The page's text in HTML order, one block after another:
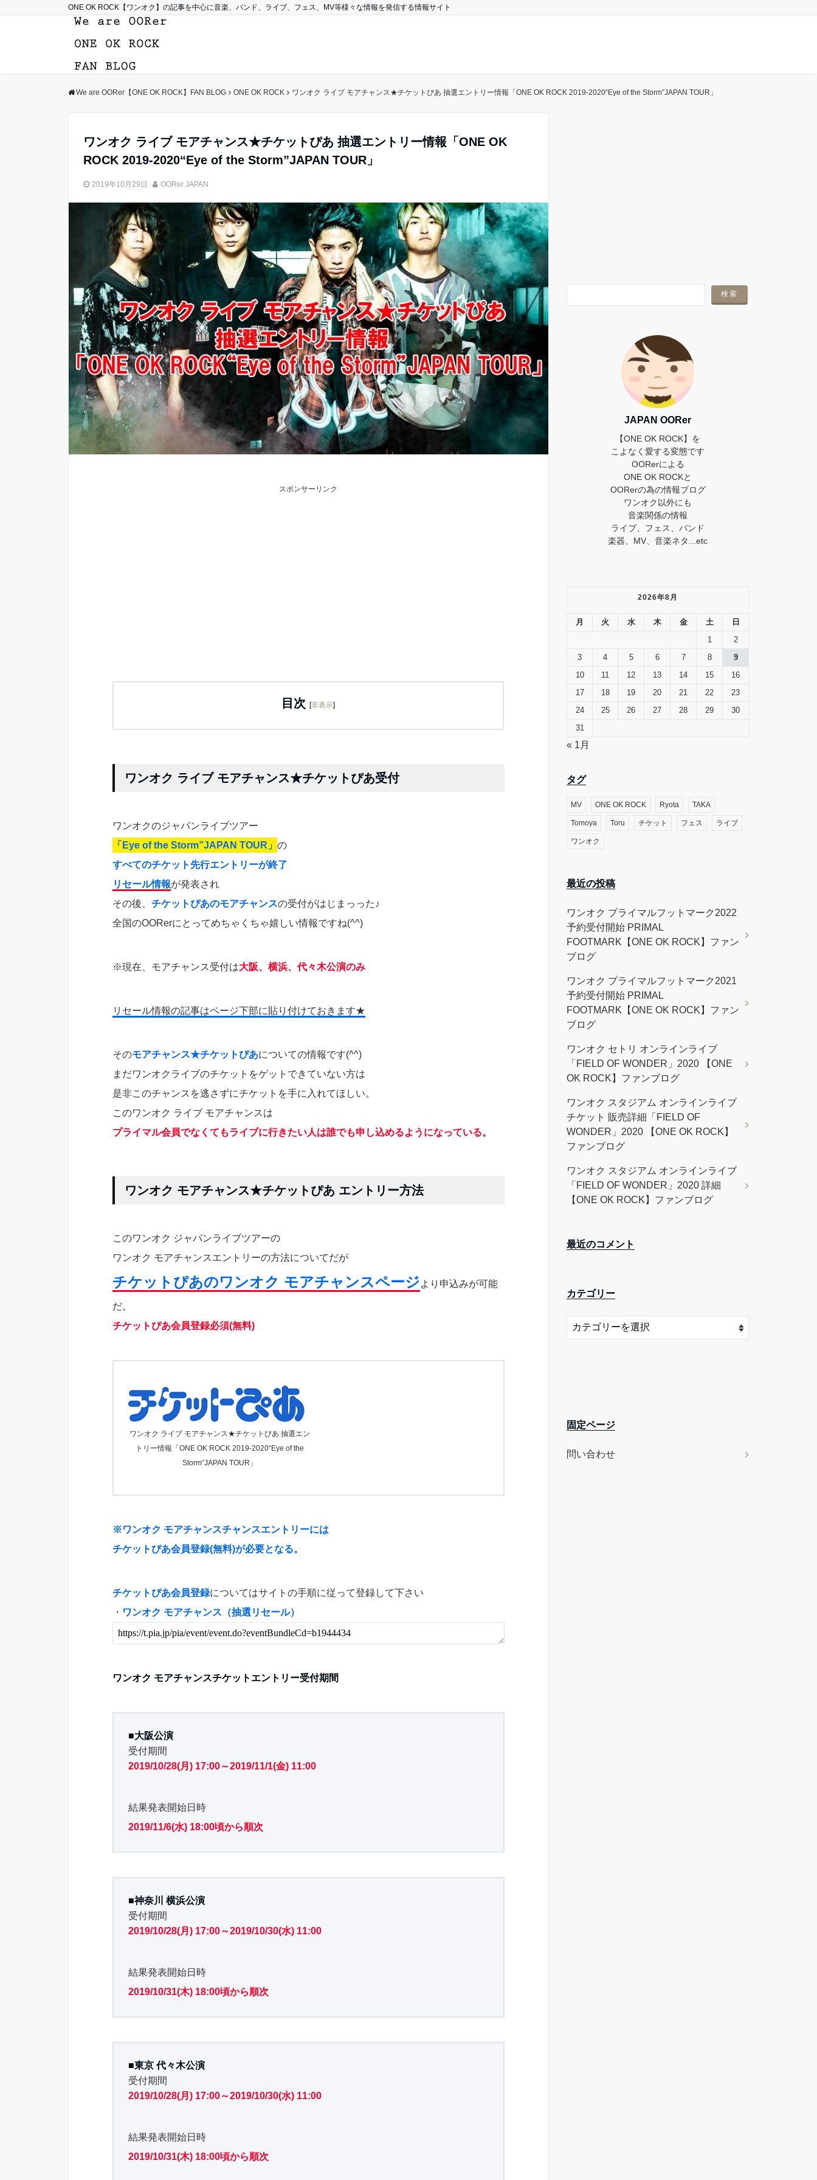
ONE OK ROCK【ワンオク】の記事を中心に音楽、バンド、ライブ、フェス、MV等様々な情報を発信する情報サイト
We are OORer【ONE OK ROCK】FAN BLOG ONE OK ROCK ワンオク ライブ モアチャンス★チケットぴあ 抽選エントリー情報「ONE OK ROCK 2019-2020“Eye of the Storm”JAPAN TOUR」
ワンオク ライブ モアチャンス★チケットぴあ 抽選エントリー情報「ONE OK
ROCK 2019-2020“Eye of the Storm”JAPAN TOUR」
2019年10月29日 OORer JAPAN
スポンサーリンク
目次 [非表示]
ワンオク ライブ モアチャンス★チケットぴあ受付
ワンオクのジャパンライブツアー
「Eye of the Storm”JAPAN TOUR」 の
すべてのチケット先行エントリーが終了
リセール情報が発表され
その後、 チケットぴあのモアチャンスの受付がはじまっった♪
全国のOORerにとってめちゃくちゃ嬉しい情報ですね(^^)
※現在、モアチャンス受付は大阪、横浜、代々木公演のみ
リセール情報の記事はページ下部に貼り付けておきます★
そのモアチャンス★チケットぴあについての情報です(^^)
まだワンオクライブのチケットをゲットできていない方は
是非このチャンスを逃さずにチケットを手に入れてほしい。
このワンオク ライブ モアチャンスは
プライマル会員でなくてもライブに行きたい人は誰でも申し込めるようになっている。
ワンオク モアチャンス★チケットぴあ エントリー方法
このワンオク ジャパンライブツアーの
ワンオク モアチャンスエントリーの方法についてだが
チケットぴあのワンオク モアチャンスページより申込みが可能
だ。
チケットぴあ会員登録必須(無料)
ワンオク ライブ モアチャンス★チケットぴあ 抽選エン
トリー情報「ONE OK ROCK 2019-2020“Eye of the
Storm”JAPAN TOUR」
※ワンオク モアチャンスチャンスエントリーには
チケットぴあ会員登録(無料)が必要となる。
チケットぴあ会員登録についてはサイトの手順に従って登録して下さい
・ ワンオク モアチャンス（抽選リセール）
ワンオク モアチャンスチケットエントリー受付期間
■大阪公演
受付期間
2019/10/28(月) 17:00～2019/11/1(金) 11:00
結果発表開始日時
2019/11/6(水) 18:00頃から順次
■神奈川 横浜公演
受付期間
2019/10/28(月) 17:00～2019/10/30(水) 11:00
結果発表開始日時
2019/10/31(木) 18:00頃から順次
■東京 代々木公演
受付期間
2019/10/28(月) 17:00～2019/10/30(水) 11:00
結果発表開始日時
2019/10/31(木) 18:00頃から順次
JAPAN OORer
【ONE OK ROCK】を
こよなく愛する変態です
OORerによる
ONE OK ROCKと
OORerの為の情報ブログ
ワンオク以外にも
音楽関係の情報
ライブ、フェス、バンド
楽器、MV、音楽ネタ...etc
2026年8月
月 火 水 木 金 土
日
1
2
3
4 5 6 7 8
9
10
11 12 13 14 15
16
17
18 19 20 21 22
23
24
25 26 27 28 29
30
31
« 1月
タグ
MV ONE OK ROCK Ryota TAKA
Tomoya Toru チケット フェス ライブ
ワンオク
最近の投稿
ワンオク プライマルフットマーク2022
予約受付開始 PRIMAL
FOOTMARK【ONE OK ROCK】ファン
ブログ
ワンオク プライマルフットマーク2021
予約受付開始 PRIMAL
FOOTMARK【ONE OK ROCK】ファン
ブログ
ワンオク セトリ オンラインライブ
「FIELD OF WONDER」2020 【ONE
OK ROCK】ファンブログ
ワンオク スタジアム オンラインライブ
チケット 販売詳細「FIELD OF
WONDER」2020 【ONE OK ROCK】
ファンブログ
ワンオク スタジアム オンラインライブ
「FIELD OF WONDER」2020 詳細
【ONE OK ROCK】ファンブログ
最近のコメント
カテゴリー
固定ページ
問い合わせ